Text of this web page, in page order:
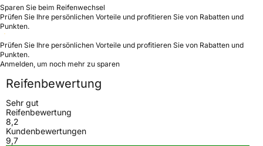
Sparen Sie beim Reifenwechsel
Prüfen Sie Ihre persönlichen Vorteile und profitieren Sie von Rabatten und
Punkten.
Prüfen Sie Ihre persönlichen Vorteile und profitieren Sie von Rabatten und
Punkten.
Anmelden, um noch mehr zu sparen
Reifenbewertung
Sehr gut
Reifenbewertung
8,2
Kundenbewertungen
9,7